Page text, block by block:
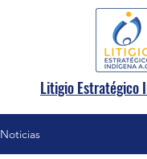
Litigio Estratégico
Noticias